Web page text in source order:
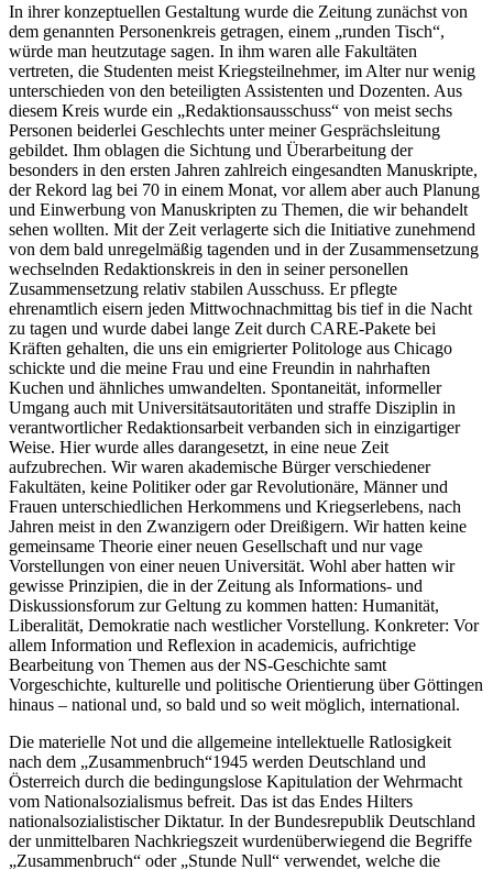
In ihrer konzeptuellen Gestaltung wurde die Zeitung zunächst von
dem genannten Personenkreis getragen, einem
runden Tisch ,
würde man heutzutage sagen. In ihm waren alle Fakultäten
vertreten, die Studenten meist Kriegsteilnehmer, im Alter nur wenig
unterschieden von den beteiligten Assistenten und Dozenten. Aus
diesem Kreis wurde ein
Redaktionsausschuss
von meist sechs
Personen beiderlei Geschlechts unter meiner Gesprächsleitung
gebildet. Ihm oblagen die Sichtung und Überarbeitung der
besonders in den ersten Jahren zahlreich eingesandten Manuskripte,
der Rekord lag bei 70 in einem Monat, vor allem aber auch Planung
und Einwerbung von Manuskripten zu Themen, die wir behandelt
sehen wollten. Mit der Zeit verlagerte sich die Initiative zunehmend
von dem bald unregelmäßig tagenden und in der Zusammensetzung
wechselnden Redaktionskreis in den in seiner personellen
Zusammensetzung relativ stabilen Ausschuss. Er pflegte
ehrenamtlich eisern jeden Mittwochnachmittag bis tief in die Nacht
zu tagen und wurde dabei lange Zeit durch CARE-Pakete bei
Kräften gehalten, die uns ein emigrierter Politologe aus Chicago
schickte und die meine Frau und eine Freundin in nahrhaften
Kuchen und ähnliches umwandelten. Spontaneität, informeller
Umgang auch mit Universitätsautoritäten und straffe Disziplin in
verantwortlicher Redaktionsarbeit verbanden sich in einzigartiger
Weise. Hier wurde alles darangesetzt, in eine neue Zeit
aufzubrechen. Wir waren akademische Bürger verschiedener
Fakultäten, keine Politiker oder gar Revolutionäre, Männer und
Frauen unterschiedlichen Herkommens und Kriegserlebens, nach
Jahren meist in den Zwanzigern oder Dreißigern. Wir hatten keine
gemeinsame Theorie einer neuen Gesellschaft und nur vage
Vorstellungen von einer neuen Universität. Wohl aber hatten wir
gewisse Prinzipien, die in der Zeitung als Informations- und
Diskussionsforum zur Geltung zu kommen hatten: Humanität,
Liberalität, Demokratie nach westlicher Vorstellung. Konkreter: Vor
allem Information und Reflexion in academicis, aufrichtige
Bearbeitung von Themen aus der NS-Geschichte samt
Vorgeschichte, kulturelle und politische Orientierung über Göttingen
hinaus – national und, so bald und so weit möglich, international.
Die materielle Not und die allgemeine intellektuelle Ratlosigkeit
nach dem
Zusammenbruch 1945 werden Deutschland und
Österreich durch die bedingungslose Kapitulation der Wehrmacht
vom Nationalsozialismus befreit. Das ist das Endes Hilters
nationalsozialistischer Diktatur. In der Bundesrepublik Deutschland
der unmittelbaren Nachkriegszeit wurdenüberwiegend die Begriffe
Zusammenbruch
oder Stunde Null verwendet, welche die